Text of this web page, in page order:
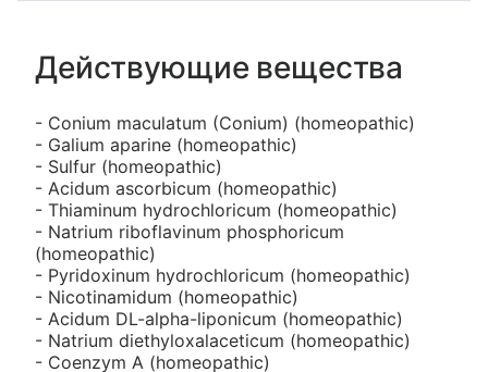
Действующие вещества
- Conium maculatum (Conium) (homeopathic)
- Galium aparine (homeopathic)
- Sulfur (homeopathic)
- Acidum ascorbicum (homeopathic)
- Thiaminum hydrochloricum (homeopathic)
- Natrium riboflavinum phosphoricum
(homeopathic)
- Pyridoxinum hydrochloricum (homeopathic)
- Nicotinamidum (homeopathic)
- Acidum DL-alpha-liponicum (homeopathic)
- Natrium diethyloxalaceticum (homeopathic)
- Coenzym A (homeopathic)